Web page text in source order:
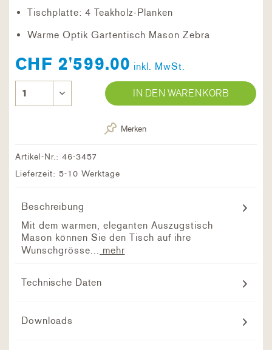
Tischplatte: 4 Teakholz-Planken
Warme Optik Gartentisch Mason Zebra
CHF 2'599.00 inkl. MwSt.
IN DEN WARENKORB
Merken
Artikel-Nr.: 46-3457
Lieferzeit: 5-10 Werktage
Beschreibung
Mit dem warmen, eleganten Auszugstisch
Mason können Sie den Tisch auf ihre
Wunschgrösse...
mehr
Technische Daten
Downloads